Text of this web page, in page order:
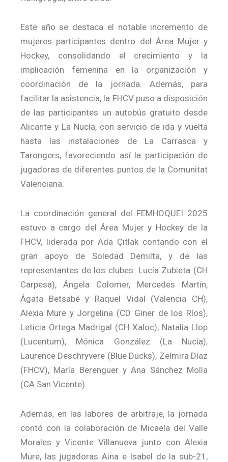
Este año se destaca el notable incremento de
mujeres participantes dentro del Área Mujer y
Hockey, consolidando el crecimiento y la
implicación femenina en la organización y
coordinación de la jornada. Además, para
facilitar la asistencia, la FHCV puso a disposición
de las participantes un autobús gratuito desde
Alicante y La Nucía, con servicio de ida y vuelta
hasta las instalaciones de La Carrasca y
Tarongers, favoreciendo así la participación de
jugadoras de diferentes puntos de la Comunitat
Valenciana.
La coordinación general del FEMHOQUEI 2025
estuvo a cargo del Área Mujer y Hockey de la
FHCV, liderada por Ada Çitlak contando con el
gran apoyo de Soledad Demilta, y de las
representantes de los clubes: Lucía Zubieta (CH
Carpesa), Ángela Colomer, Mercedes Martín,
Ágata Betsabé y Raquel Vidal (Valencia CH),
Alexia Mure y Jorgelina (CD Giner de los Ríos),
Leticia Ortega Madrigal (CH Xaloc), Natalia Llop
(Lucentum), Mónica González (La Nucía),
Laurence Deschryvere (Blue Ducks), Zelmira Díaz
(FHCV), María Berenguer y Ana Sánchez Molla
(CA San Vicente).
Además, en las labores de arbitraje, la jornada
contó con la colaboración de Micaela del Valle
Morales y Vicente Villanueva junto con Alexia
Mure, las jugadoras Aina e Isabel de la sub-21,